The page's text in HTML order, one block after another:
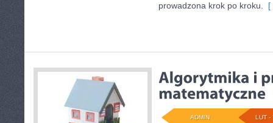
prowadzona krok po kroku.
[
LUT -
ADMIN